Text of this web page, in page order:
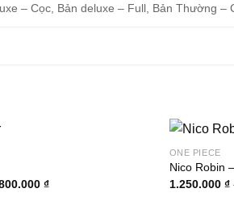
– Cọc, Bản deluxe – Full, Bản Thường –
₫Khoảng
ONE PIECE
Nico Robin
1.250.000 ₫